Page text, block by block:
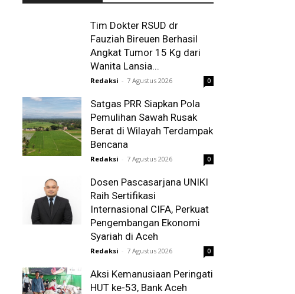
Tim Dokter RSUD dr
Fauziah Bireuen Berhasil
Angkat Tumor 15 Kg dari
Wanita Lansia...
Redaksi - 7 Agustus 2026 0
Satgas PRR Siapkan Pola
Pemulihan Sawah Rusak
Berat di Wilayah Terdampak
Bencana
Redaksi - 7 Agustus 2026 0
Dosen Pascasarjana UNIKI
Raih Sertifikasi
Internasional CIFA, Perkuat
Pengembangan Ekonomi
Syariah di Aceh
Redaksi - 7 Agustus 2026 0
Aksi Kemanusiaan Peringati
HUT ke-53, Bank Aceh